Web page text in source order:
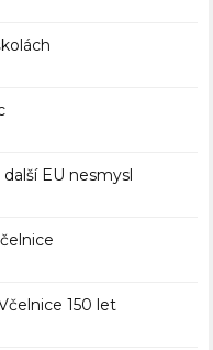
EU nesmysl
150 let